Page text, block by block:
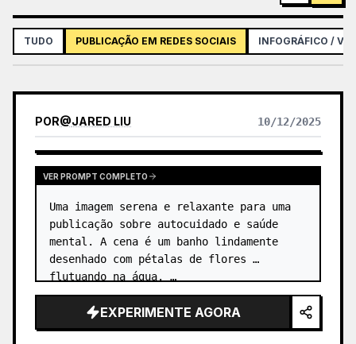
TUDO PUBLICAÇÃO EM REDES SOCIAIS INFOGRÁFICO /
POR@JARED LIU 10/12/2025
VER PROMPT COMPLETO
Uma imagem serena e relaxante para uma
publicação sobre autocuidado e saúde
mental. A cena é um banho lindamente
desenhado com pétalas de flores
flutuando na água. …
EXPERIMENTE AGORA